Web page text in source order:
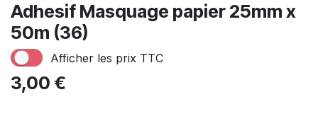
Adhesif Masquage papier 25mm x
50m (36)
Afficher les prix TTC
3,00 €